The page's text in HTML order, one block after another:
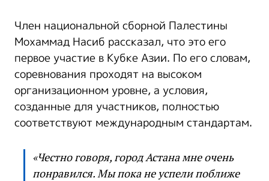
Член национальной сборной Палестины
Мохаммад Насиб рассказал, что это его
первое участие в Кубке Азии. По его словам,
соревнования проходят на высоком
организационном уровне, а условия,
созданные для участников, полностью
соответствуют международным стандартам.
«Честно говоря, город Астана мне очень
понравился. Мы пока не успели поближе